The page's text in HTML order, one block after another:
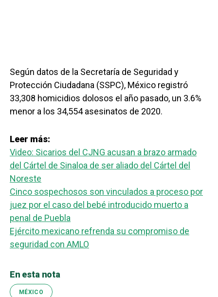
Según datos de la Secretaría de Seguridad y
Protección Ciudadana (SSPC), México registró
33,308 homicidios dolosos el año pasado, un 3.6%
menor a los 34,554 asesinatos de 2020.
Leer más:
Video: Sicarios del CJNG acusan a brazo armado
del Cártel de Sinaloa de ser aliado del Cártel del
Noreste
Cinco sospechosos son vinculados a proceso por
juez por el caso del bebé introducido muerto a
penal de Puebla
Ejército mexicano refrenda su compromiso de
seguridad con AMLO
En esta nota
MÉXICO